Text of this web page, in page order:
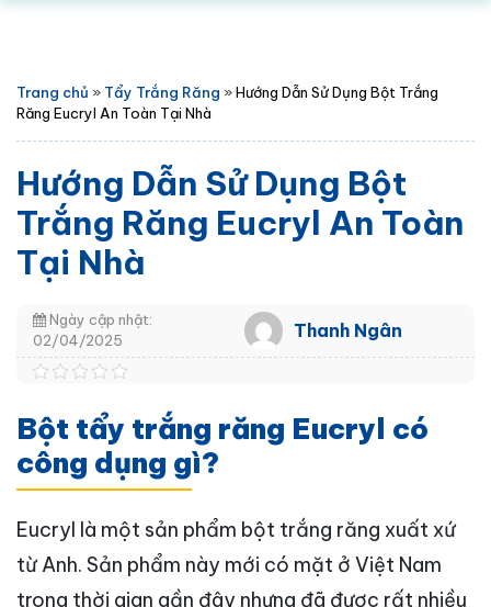
Trang chủ » Tẩy Trắng Răng »Hướng Dẫn Sử Dụng Bột Trắng
Răng Eucryl An Toàn Tại Nhà
Hướng Dẫn Sử Dụng Bột
Trắng Răng Eucryl An Toàn
Tại Nhà
Ngày cập nhật:
02/04/2025
Thanh Ngân
Bột tẩy trắng răng Eucryl có
công dụng gì?
Eucryl là một sản phẩm bột trắng răng xuất xứ
từ Anh. Sản phẩm này mới có mặt ở Việt Nam
trong thời gian gần đây nhưng đã được rất nhiều